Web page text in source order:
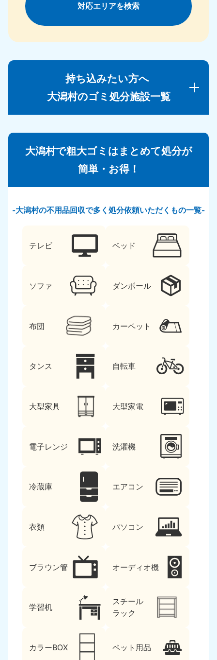
対応エリアを検索
持ち込みたい方へ
大潟村のゴミ処分施設一覧
大潟村で粗大ゴミはまとめて処分が
簡単・お得！
大潟村の不用品回収で多く処分依頼いただくもの一覧
テレビ ベッド
ソファ ダンボール
布団 カーペット
タンス 自転車
大型家具 大型家電
電子レンジ 洗濯機
冷蔵庫 エアコン
衣類 パソコン
ブラウン管 オーディオ機
学習机
スチール
ラック
カラーBOX ペット用品